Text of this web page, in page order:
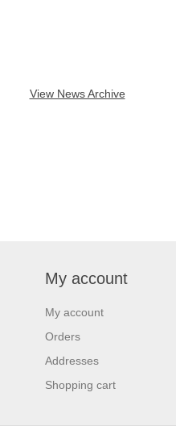
View News Archive
My account
My account
Orders
Addresses
Shopping cart